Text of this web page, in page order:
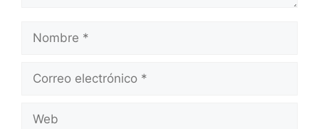
electrónico